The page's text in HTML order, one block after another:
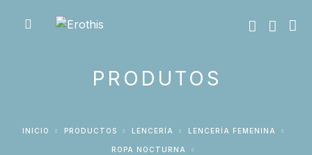
PRODUTOS
INICIO PRODUCTOS LENCERÍA LENCERÍA FEMENINA
ROPA NOCTURNA